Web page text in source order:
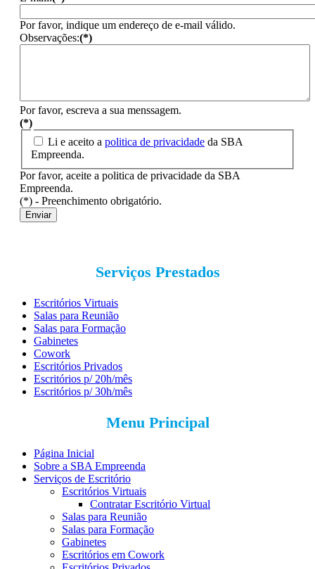
Por favor, indique um endereço de e-mail válido.
Observações:(*)
Por favor, escreva a sua menssagem.
(*)
Li e aceito a politica de privacidade da SBA
Empreenda.
Por favor, aceite a politica de privacidade da SBA
Empreenda.
(*) - Preenchimento obrigatório.
Enviar
Serviços Prestados
Escritórios Virtuais
Salas para Reunião
Salas para Formação
Gabinetes
Cowork
Escritórios Privados
Escritórios p/ 20h/mês
Escritórios p/ 30h/mês
Menu Principal
Página Inicial
Sobre a SBA Empreenda
Serviços de Escritório
Escritórios Virtuais
Contratar Escritório Virtual
Salas para Reunião
Salas para Formação
Gabinetes
Escritórios em Cowork